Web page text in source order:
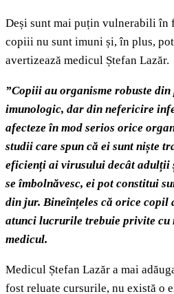
Deși sunt mai puțin vulnerabili în
copiii nu sunt imuni și, în plus,
avertizează medicul Ștefan Lazăr.
”Copiii au organisme robuste din
imunologic, dar din nefericire
afecteze în mod serios orice
studii care spun că ei sunt niște
eficienți ai virusului decât adulții
se îmbolnăvesc, ei pot constitui
din jur. Bineînțeles că orice
atunci lucrurile trebuie privite cu
medicul.
Medicul Ștefan Lazăr a mai
fost reluate cursurile, nu există o